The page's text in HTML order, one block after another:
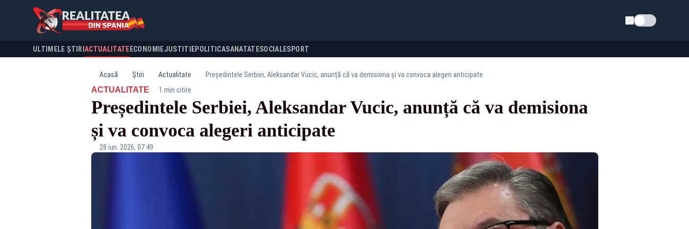
Schimba tema
ULTIMELE ȘTIRI ACTUALITATE ECONOMIEJUSTITIEPOLITICASANATATESOCIALESPORT
Acasă Știri Actualitate Președintele Serbiei, Aleksandar Vucic, anunță că va demisiona și va convoca alegeri anticipate
ACTUALITATE· 1 min citire
Președintele Serbiei, Aleksandar Vucic, anunță că va demisiona
și va convoca alegeri anticipate
28 iun. 2026, 07:49